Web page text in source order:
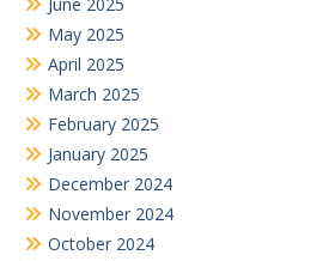
May 2025
April 2025
March 2025
February 2025
January 2025
December 2024
November 2024
October 2024